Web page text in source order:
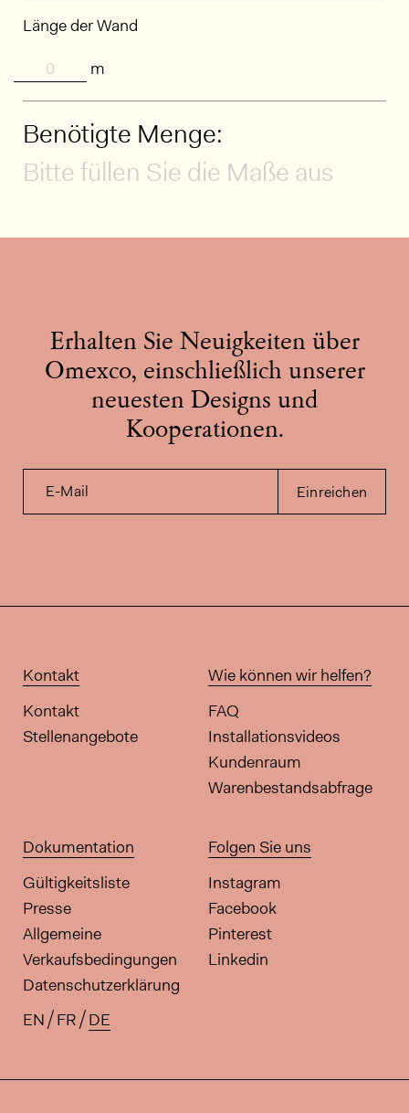
Länge der Wand
m
Benötigte Menge:
Bitte füllen Sie die Maße aus
Erhalten Sie Neuigkeiten über
Omexco, einschließlich unserer
neuesten Designs und
Kooperationen.
E-Mail Einreichen
Kontakt
Kontakt
Stellenangebote
Wie können wir helfen?
FAQ
Installationsvideos
Kundenraum
Warenbestandsabfrage
Dokumentation
Gültigkeitsliste
Presse
Allgemeine
Verkaufsbedingungen
Datenschutzerklärung
Folgen Sie uns
Instagram
Facebook
Pinterest
Linkedin
Verfügbare Übersetzungen für
EN FR DE